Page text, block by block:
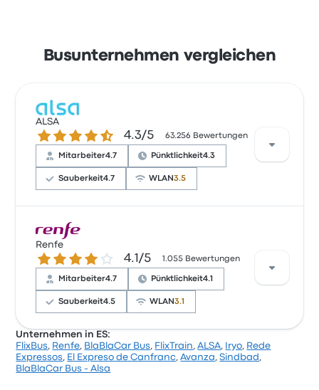
Busunternehmen vergleichen
ALSA
4.3 von 5 Sternen4.3/5 63.256 Bewertungen
Mitarbeiter4.7 Pünktlichkeit4.3
Sauberkeit4.7 WLAN3.5
Laut 66 Bewertungen hat ALSA für diese Reise eine
Bewertung von 4.4 Sternen erhalten. Reisende
waren besonders zufrieden mit den Aspekten
Ticketpreise von ALSA für diese Reise beginnen bei
31 €
Renfe
4.1 von 5 Sternen4.1/5 1.055 Bewertungen
Mitarbeiter4.7 Pünktlichkeit4.1
Sauberkeit4.5 WLAN3.1
Basierend auf 1055 Bewertungen wurde das
Unternehmen auf Busbud mit 4.1 Sternen bewertet.
Unternehmen in ES:
FlixBus, Renfe, BlaBlaCar Bus, FlixTrain,ALSA, Iryo, Rede
Expressos, El Expreso de Canfranc,Avanza,Sindbad ,
BlaBlaCar Bus - Alsa